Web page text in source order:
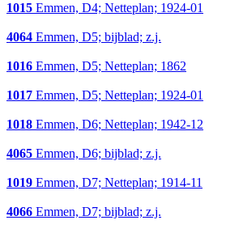
1015 Emmen, D4; Netteplan; 1924-01
4064 Emmen, D5; bijblad; z.j.
1016 Emmen, D5; Netteplan; 1862
1017 Emmen, D5; Netteplan; 1924-01
1018 Emmen, D6; Netteplan; 1942-12
4065 Emmen, D6; bijblad; z.j.
1019 Emmen, D7; Netteplan; 1914-11
4066 Emmen, D7; bijblad; z.j.